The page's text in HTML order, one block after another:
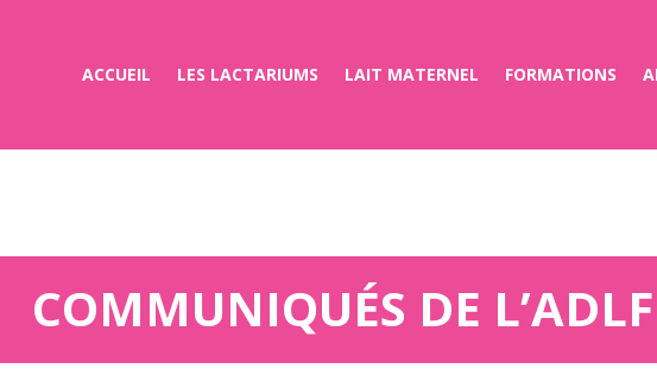
ACCUEIL LES LACTARIUMS LAIT MATERNEL FORMATIONS
COMMUNIQUÉS DE L’ADLF